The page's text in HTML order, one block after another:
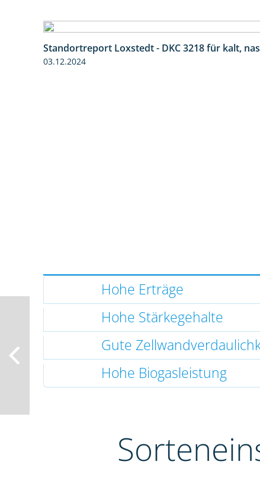
Standortreport Loxstedt - DKC 3218 für kalt,
03.12.2024
Hohe Erträge
Hohe Stärkegehalte
Gute
Hohe Biogasleistung